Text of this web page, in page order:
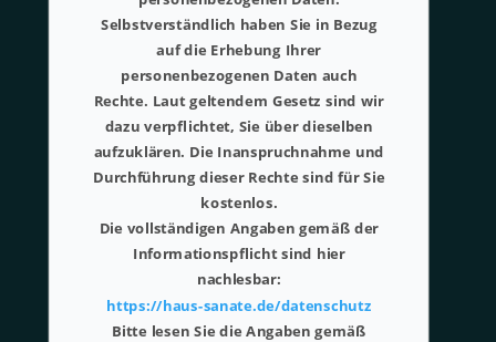
Selbstverständlich haben Sie in Bezug
auf die Erhebung Ihrer
personenbezogenen Daten auch
Rechte. Laut geltendem Gesetz sind wir
dazu verpflichtet, Sie über dieselben
aufzuklären. Die Inanspruchnahme und
Durchführung dieser Rechte sind für Sie
kostenlos.
Die vollständigen Angaben gemäß der
Informationspflicht sind hier
nachlesbar:
https://haus-sanate.de/datenschutz
Bitte lesen Sie die Angaben gemäß